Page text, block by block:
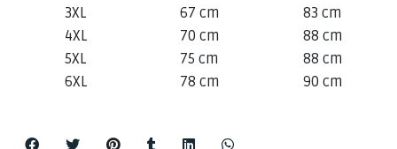
3XL
67 cm
83 cm
4XL
70 cm
88 cm
5XL
75 cm
88 cm
6XL
78 cm 90 cm